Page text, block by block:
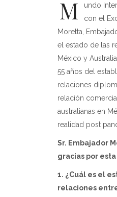
M
undo
con el
Moretta,
el estado de las
México y
55 años del
relaciones
relación
australianas en
realidad post
Sr. Embajador
gracias por
1. ¿Cuál es el
relaciones